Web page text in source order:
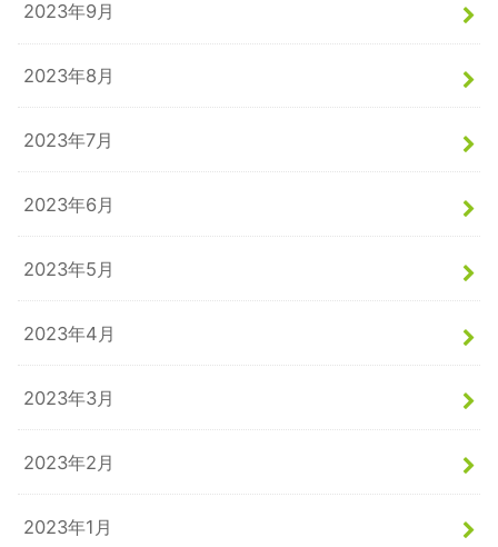
2023年9月
2023年8月
2023年7月
2023年6月
2023年5月
2023年4月
2023年3月
2023年2月
2023年1月